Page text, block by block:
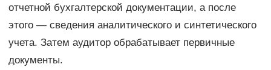
отчетной бухгалтерской документации, а после
этого — сведения аналитического и синтетического
учета. Затем аудитор обрабатывает первичные
документы.